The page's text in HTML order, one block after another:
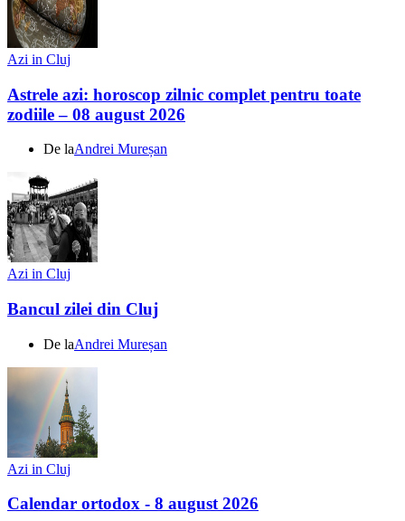
Azi in Cluj
Astrele azi: horoscop zilnic complet pentru toate
zodiile – 08 august 2026
De laAndrei Mureșan
Azi in Cluj
Bancul zilei din Cluj
De laAndrei Mureșan
Azi in Cluj
Calendar ortodox - 8 august 2026